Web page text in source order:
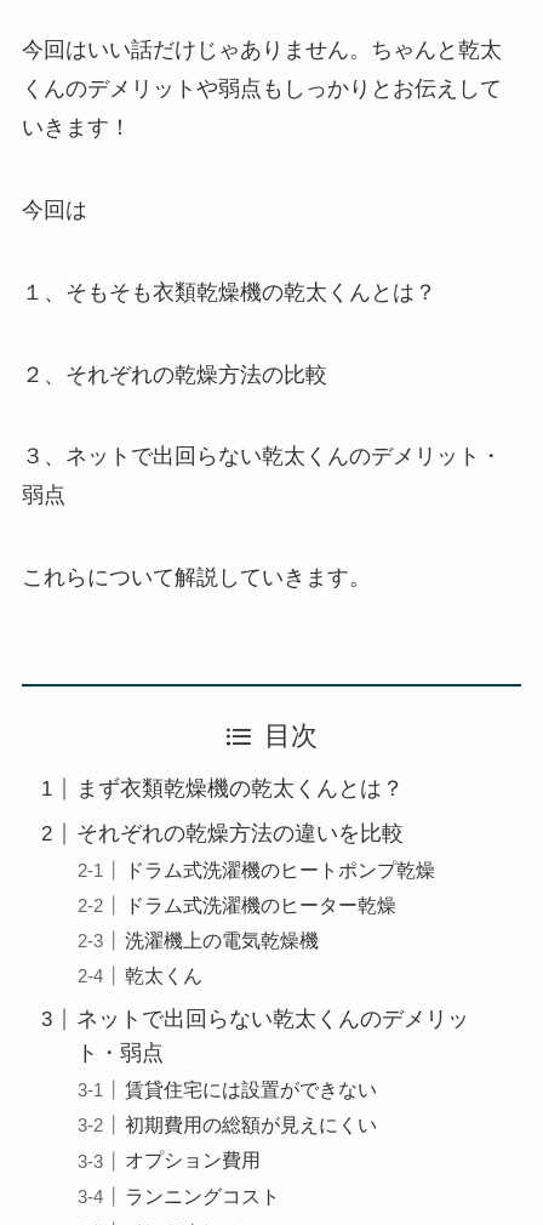
今回はいい話だけじゃありません。ちゃんと乾太
くんのデメリットや弱点もしっかりとお伝えして
いきます！
今回は
１、そもそも衣類乾燥機の乾太くんとは？
２、それぞれの乾燥方法の比較
３、ネットで出回らない乾太くんのデメリット・
弱点
これらについて解説していきます。
目次
まず衣類乾燥機の乾太くんとは？
それぞれの乾燥方法の違いを比較
ドラム式洗濯機のヒートポンプ乾燥
ドラム式洗濯機のヒーター乾燥
洗濯機上の電気乾燥機
乾太くん
ネットで出回らない乾太くんのデメリッ
ト・弱点
賃貸住宅には設置ができない
初期費用の総額が見えにくい
オプション費用
ランニングコスト